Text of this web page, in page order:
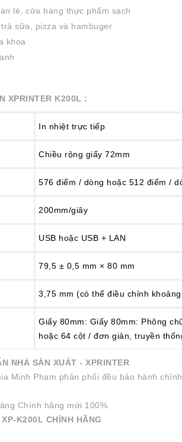
lẻ, cửa hàng thực phẩm sạch
sữa, pizza và hambuger
khoa
XPRINTER K200L :
In nhiệt trực tiếp
Chiều rộng giấy 72mm
576 điểm / dòng hoặc 512 điểm /
200mm/giây
USB hoặc USB + LAN
79,5 ± 0,5 mm × 80 mm
3,75 mm (có thể điều chỉnh
Giấy 80mm: Giấy 80mm: Phông
hoặc 64 cột / đơn giản, truyền
NHÀ SẢN XUẤT - XPRINTER
Minh Phạm phân phối đều bảo hành
Chính hãng mới 100%.
K200L CHÍNH HÃNG